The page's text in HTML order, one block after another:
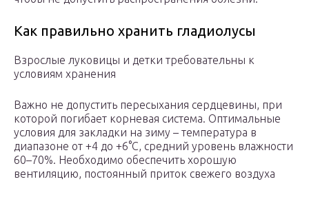
Как правильно хранить гладиолусы
Взрослые луковицы и детки требовательны к
условиям хранения
Важно не допустить пересыхания сердцевины, при
которой погибает корневая система. Оптимальные
условия для закладки на зиму – температура в
диапазоне от +4 до +6°С, средний уровень влажности
60–70%. Необходимо обеспечить хорошую
вентиляцию, постоянный приток свежего воздуха